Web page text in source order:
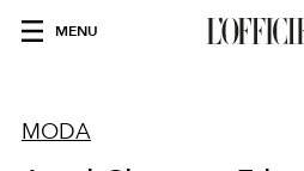
MENU
MODA